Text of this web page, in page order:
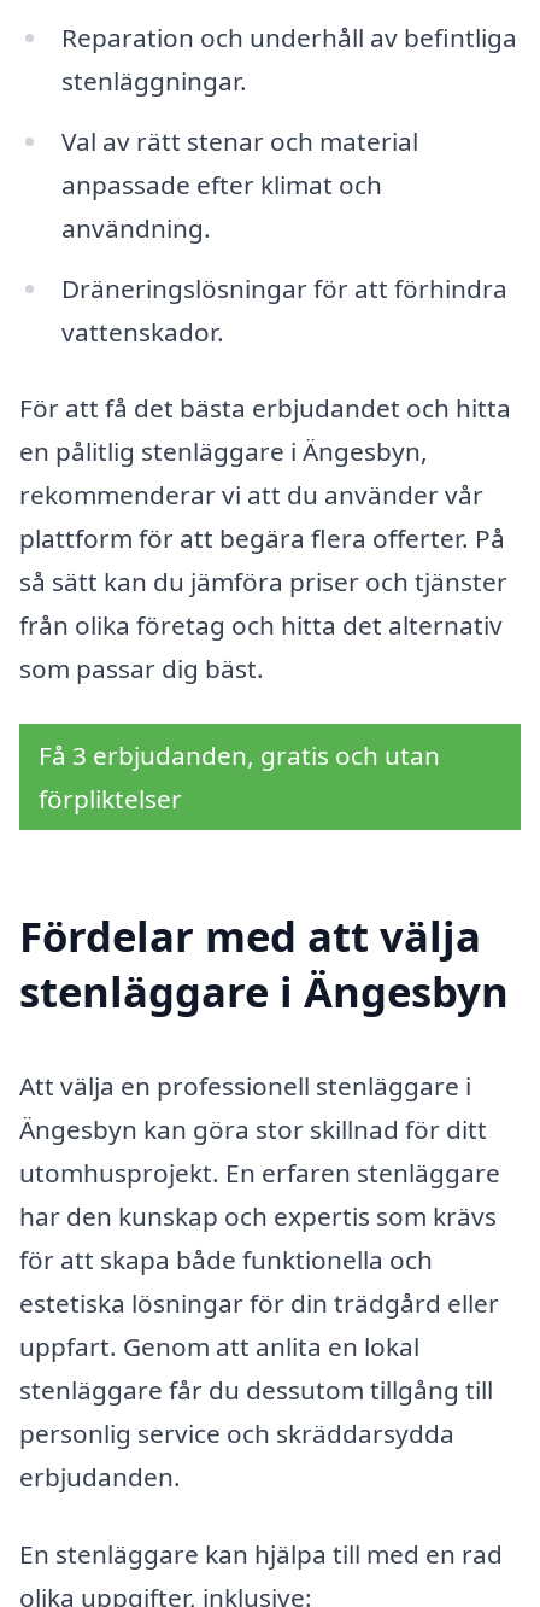
Reparation och underhåll av befintliga
stenläggningar.
Val av rätt stenar och material
anpassade efter klimat och
användning.
Dräneringslösningar för att förhindra
vattenskador.
För att få det bästa erbjudandet och hitta
en pålitlig stenläggare i Ängesbyn,
rekommenderar vi att du använder vår
plattform för att begära flera offerter. På
så sätt kan du jämföra priser och tjänster
från olika företag och hitta det alternativ
som passar dig bäst.
Få 3 erbjudanden, gratis och utan
förpliktelser
Fördelar med att välja
stenläggare i Ängesbyn
Att välja en professionell stenläggare i
Ängesbyn kan göra stor skillnad för ditt
utomhusprojekt. En erfaren stenläggare
har den kunskap och expertis som krävs
för att skapa både funktionella och
estetiska lösningar för din trädgård eller
uppfart. Genom att anlita en lokal
stenläggare får du dessutom tillgång till
personlig service och skräddarsydda
erbjudanden.
En stenläggare kan hjälpa till med en rad
olika uppgifter, inklusive: